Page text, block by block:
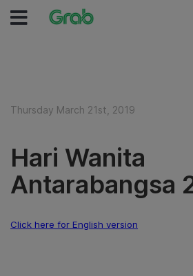
Thursday March 21st, 2019
Hari Wanita
Antarabangsa
Click here for English version